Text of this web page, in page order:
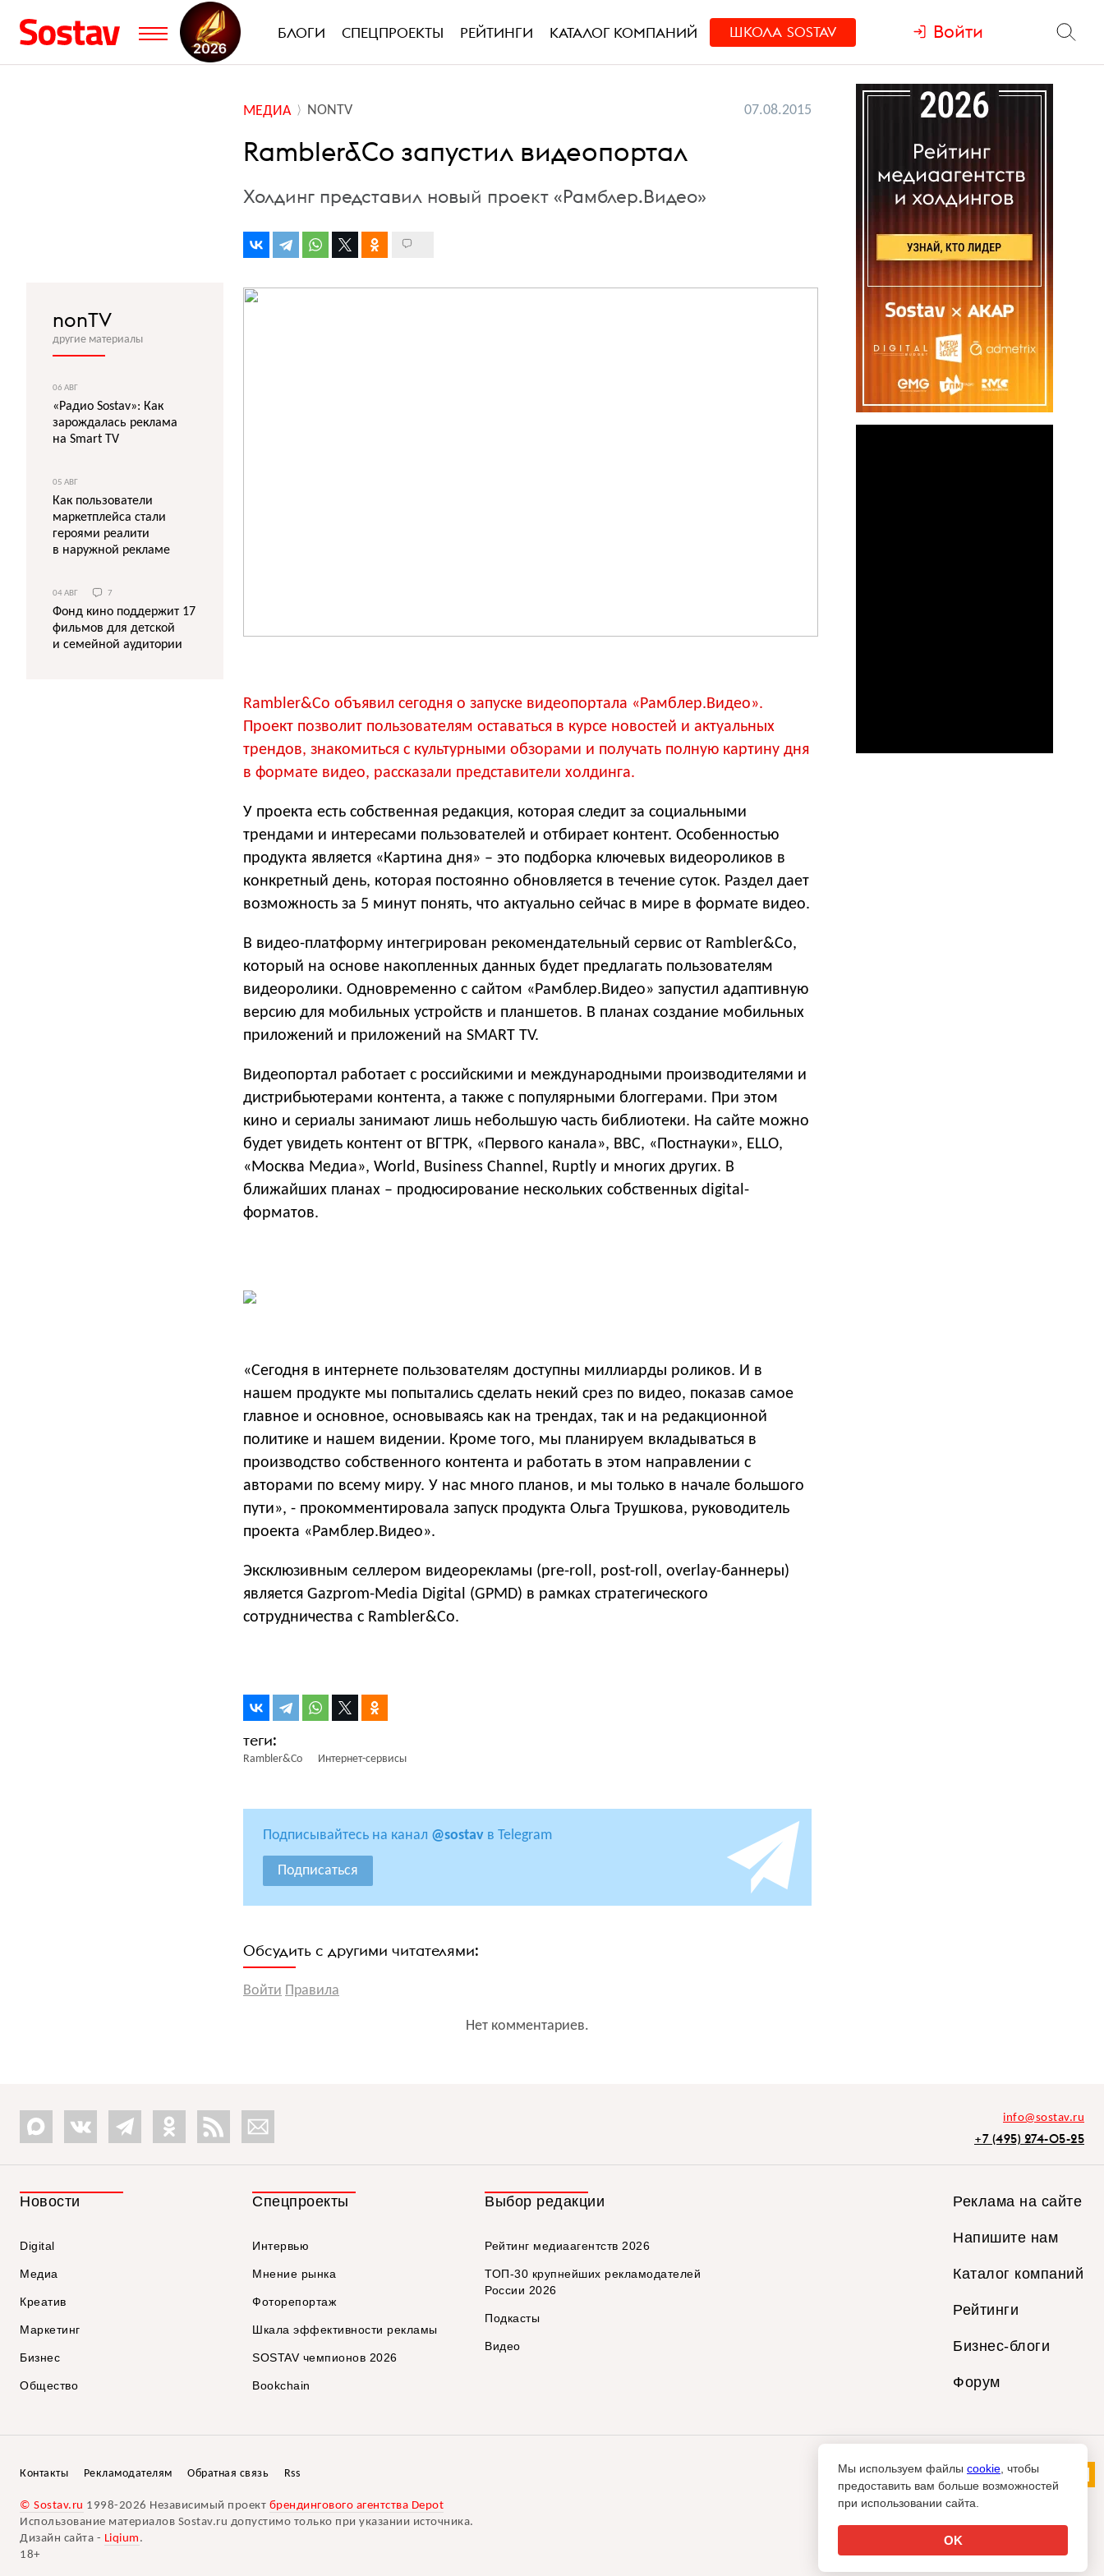
БЛОГИ СПЕЦПРОЕКТЫ РЕЙТИНГИ КАТАЛОГ КОМПАНИЙ ШКОЛА SOSTAV Войти
МЕДИА NONTV 07.08.2015
Rambler&Co запустил видеопортал
Холдинг представил новый проект «Рамблер.Видео»
Rambler&Co объявил сегодня о запуске видеопортала «Рамблер.Видео».
Проект позволит пользователям оставаться в курсе новостей и актуальных
трендов, знакомиться с культурными обзорами и получать полную картину дня
в формате видео, рассказали представители холдинга.
У проекта есть собственная редакция, которая следит за социальными
трендами и интересами пользователей и отбирает контент. Особенностью
продукта является «Картина дня» – это подборка ключевых видеороликов в
конкретный день, которая постоянно обновляется в течение суток. Раздел дает
возможность за 5 минут понять, что актуально сейчас в мире в формате видео.
В видео-платформу интегрирован рекомендательный сервис от Rambler&Co,
который на основе накопленных данных будет предлагать пользователям
видеоролики. Одновременно с сайтом «Рамблер.Видео» запустил адаптивную
версию для мобильных устройств и планшетов. В планах создание мобильных
приложений и приложений на SMART TV.
Видеопортал работает с российскими и международными производителями и
дистрибьютерами контента, а также с популярными блоггерами. При этом
кино и сериалы занимают лишь небольшую часть библиотеки. На сайте можно
будет увидеть контент от ВГТРК, «Первого канала», BBC, «Постнауки», ELLO,
«Москва Медиа», World, Business Channel, Ruptly и многих других. В
ближайших планах – продюсирование нескольких собственных digital-
форматов.
«Сегодня в интернете пользователям доступны миллиарды роликов. И в
нашем продукте мы попытались сделать некий срез по видео, показав самое
главное и основное, основываясь как на трендах, так и на редакционной
политике и нашем видении. Кроме того, мы планируем вкладываться в
производство собственного контента и работать в этом направлении с
авторами по всему миру. У нас много планов, и мы только в начале большого
пути», - прокомментировала запуск продукта Ольга Трушкова, руководитель
проекта «Рамблер.Видео».
Эксклюзивным селлером видеорекламы (pre-roll, post-roll, overlay-баннеры)
является Gazprom-Media Digital (GPMD) в рамках стратегического
сотрудничества с Rambler&Co.
Rambler&Co Интернет-сервисы
Подписывайтесь на канал @sostav в Telegram
Подписаться
Обсудить с другими читателями:
Войти Правила
Нет комментариев.
nonTV
другие материалы
06 АВГ
«Радио Sostav»: Как
зарождалась реклама
на Smart TV
05 АВГ
Как пользователи
маркетплейса стали
героями реалити
в наружной рекламе
04 АВГ 7
Фонд кино поддержит 17
фильмов для детской
и семейной аудитории
info@sostav.ru
+7 (495) 274-05-25
Новости
Digital
Медиа
Креатив
Маркетинг
Бизнес
Общество
Спецпроекты
Интервью
Мнение рынка
Фоторепортаж
Шкала эффективности рекламы
SOSTAV чемпионов 2026
Bookchain
Выбор редакции
Рейтинг медиаагентств 2026
ТОП-30 крупнейших рекламодателей
России 2026
Подкасты
Видео
Реклама на сайте
Напишите нам
Каталог компаний
Рейтинги
Бизнес-блоги
Форум
Контакты Рекламодателям Обратная связь Rss
© Sostav.ru 1998-2026 Независимый проект брендингового агентства Depot
Использование материалов Sostav.ru допустимо только при указании источника.
Дизайн сайта - Liqium .
18+
Мы используем файлы cookie , чтобы
предоставить вам больше возможностей
при использовании сайта.
OK